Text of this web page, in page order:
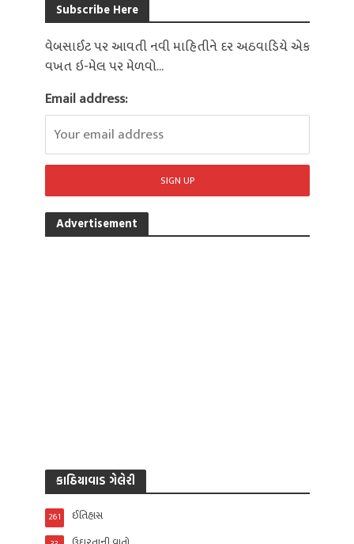
Subscribe Here
વેબસાઈટ પર આવતી નવી માહિતીને દર અઠવાડિયે એક
વખત ઇ-મેલ પર મેળવો...
Email address:
Advertisement
કાઠિયાવાડ ગેલેરી
ઈતિહાસ
261